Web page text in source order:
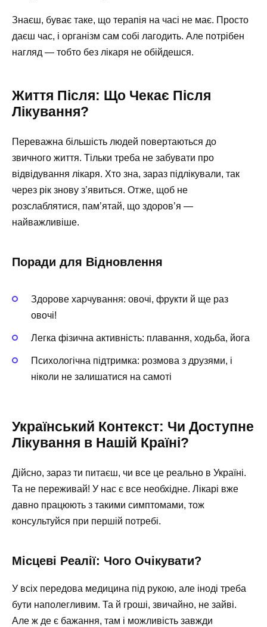
Знаєш, буває таке, що терапія на часі не має. Просто
даєш час, і організм сам собі лагодить. Але потрібен
нагляд — тобто без лікаря не обійдешся.
Життя Після: Що Чекає Після
Лікування?
Переважна більшість людей повертаються до
звичного життя. Тільки треба не забувати про
відвідування лікаря. Хто зна, зараз підлікували, так
через рік знову з’явиться. Отже, щоб не
розслаблятися, пам’ятай, що здоров’я —
найважливіше.
Поради для Відновлення
Здорове харчування: овочі, фрукти й ще раз
овочі!
Легка фізична активність: плавання, ходьба, йога
Психологічна підтримка: розмова з друзями, і
ніколи не залишатися на самоті
Український Контекст: Чи Доступне
Лікування в Нашій Країні?
Дійсно, зараз ти питаєш, чи все це реально в Україні.
Та не переживай! У нас є все необхідне. Лікарі вже
давно працюють з такими симптомами, тож
консультуйся при першій потребі.
Місцеві Реалії: Чого Очікувати?
У всіх передова медицина під рукою, але іноді треба
бути наполегливим. Та й гроші, звичайно, не зайві.
Але ж де є бажання, там і можливість завжди